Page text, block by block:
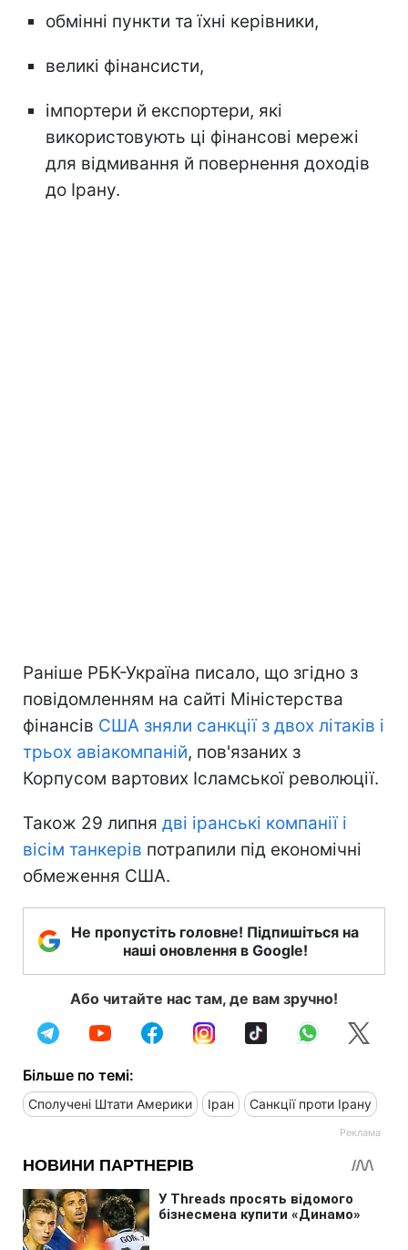
обмінні пункти та їхні керівники,
великі фінансисти,
імпортери й експортери, які
використовують ці фінансові мережі
для відмивання й повернення доходів
до Ірану.
Раніше РБК-Україна писало, що згідно з
повідомленням на сайті Міністерства
фінансів США зняли санкції з двох літаків і
трьох авіакомпаній, пов'язаних з
Корпусом вартових Ісламської революції.
Також 29 липня дві іранські компанії і
вісім танкерів потрапили під економічні
обмеження США.
Не пропустіть головне! Підпишіться на
наші оновлення в Google!
Або читайте нас там, де вам зручно!
Більше по темі:
Сполучені Штати Америки Іран Санкції проти Ірану